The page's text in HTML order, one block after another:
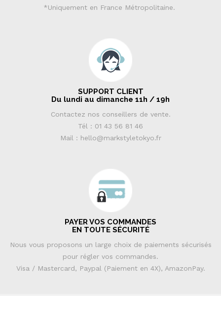
*Uniquement en France Métropolitaine.
SUPPORT CLIENT
Du lundi au dimanche 11h / 19h
Contactez nos conseillers de vente.
Tél : 01 43 56 81 46
Mail : hello@markstyletokyo.fr
PAYER VOS COMMANDES
EN TOUTE SÉCURITÉ
Nous vous proposons un large choix de paiements sécurisés
pour régler vos commandes.
Visa / Mastercard, Paypal (Paiement en 4X), AmazonPay.